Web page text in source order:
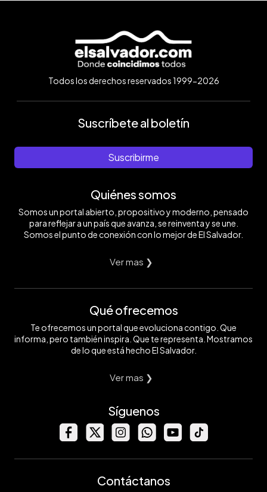
Todos los derechos reservados 1999-2026
Suscríbete al boletín
Suscribirme
Quiénes somos
Somos un portal abierto, propositivo y moderno, pensado
para reflejar a un país que avanza, se reinventa y se une.
Somos el punto de conexión con lo mejor de El Salvador.
Ver mas ❯
Qué ofrecemos
Te ofrecemos un portal que evoluciona contigo. Que
informa, pero también inspira. Que te representa. Mostramos
de lo que está hecho El Salvador.
Ver mas ❯
Síguenos
Contáctanos